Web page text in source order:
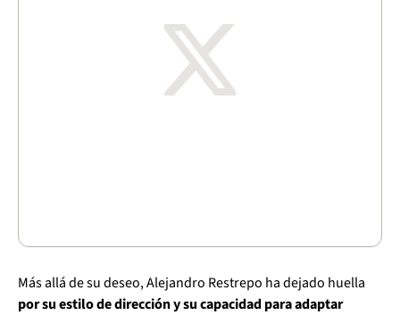
Más allá de su deseo, Alejandro Restrepo ha dejado huella
por su estilo de dirección y su capacidad para adaptar